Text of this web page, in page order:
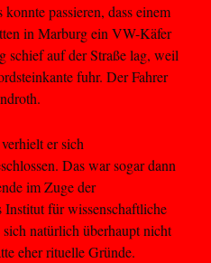
passieren, dass einem
in Marburg ein VW-Käfer
schief auf der Straße lag, weil
fuhr. Der Fahrer
er sich
Das war sogar dann
im Zuge der
Institut für wissenschaftliche
natürlich überhaupt nicht
eher rituelle Gründe.